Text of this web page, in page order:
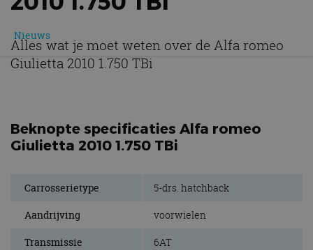
Nieuws
Alles wat je moet weten over de Alfa romeo
Giulietta 2010 1.750 TBi
Beknopte specificaties Alfa romeo
Giulietta 2010 1.750 TBi
Carrosserietype 5-drs. hatchback
Aandrijving voorwielen
Transmissie 6AT